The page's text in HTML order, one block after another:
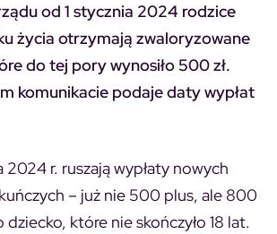
od 1 stycznia 2024 rodzice
życia otrzymają zwaloryzowane
do tej pory wynosiło 500 zł.
komunikacie podaje daty wypłat
2024 r. ruszają wypłaty nowych
– już nie 500 plus, ale 800
które nie skończyło 18 lat.